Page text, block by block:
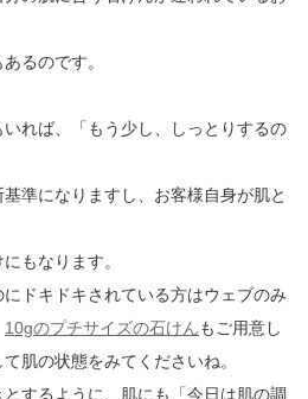
るのです。
れば、「もう少し、しっとりするの
基準になりますし、お客様自身が肌と
もなります。
ドキドキされている方はウェブのみ
10gのプチサイズの石けんもご用意し
肌の状態をみてくださいね。
するように、肌にも「今日は肌の調